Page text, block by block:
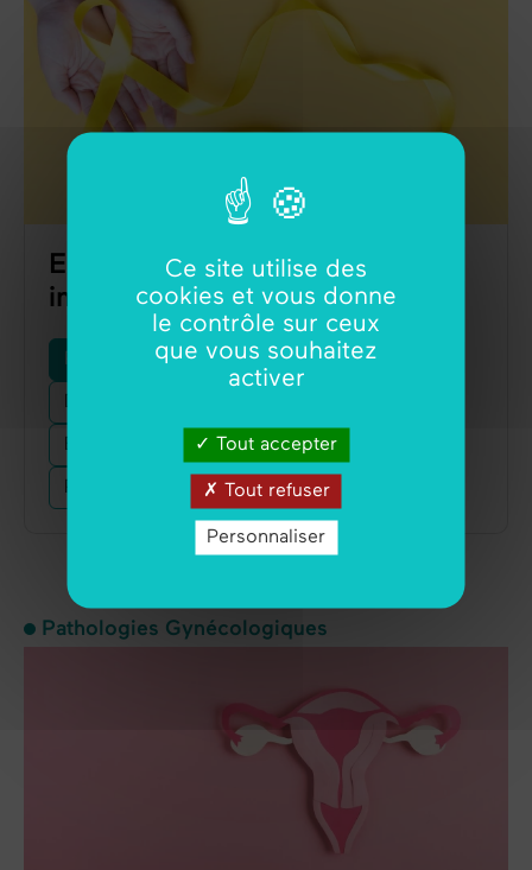
Endométriose : symptômes et
impacts sur la fertilité
Pathologies Gynécologiques
Infertilité Féminine
Pathologies Gynécologiques
Ce site utilise des
cookies et vous donne
le contrôle sur ceux
que vous souhaitez
activer
Tout accepter
Tout refuser
Personnaliser